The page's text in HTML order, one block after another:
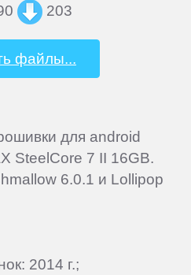
203
файлы...
для android
SteelCore 7 II 16GB.
6.0.1 и Lollipop
2014 г.;